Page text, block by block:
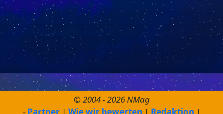
© 2004 - 2026 NMag